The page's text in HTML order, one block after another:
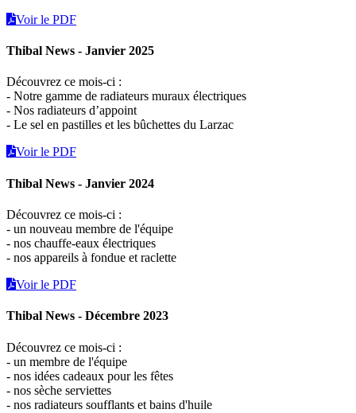
Voir le PDF
Thibal News - Janvier 2025
Découvrez ce mois-ci :
- Notre gamme de radiateurs muraux électriques
- Nos radiateurs d’appoint
- Le sel en pastilles et les bûchettes du Larzac
Voir le PDF
Thibal News - Janvier 2024
Découvrez ce mois-ci :
- un nouveau membre de l'équipe
- nos chauffe-eaux électriques
- nos appareils à fondue et raclette
Voir le PDF
Thibal News - Décembre 2023
Découvrez ce mois-ci :
- un membre de l'équipe
- nos idées cadeaux pour les fêtes
- nos sèche serviettes
- nos radiateurs soufflants et bains d'huile